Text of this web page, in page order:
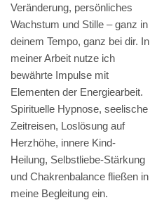
Veränderung, persönliches
Wachstum und Stille – ganz in
deinem Tempo, ganz bei dir. In
meiner Arbeit nutze ich
bewährte Impulse mit
Elementen der Energiearbeit.
Spirituelle Hypnose, seelische
Zeitreisen, Loslösung auf
Herzhöhe, innere Kind-
Heilung, Selbstliebe-Stärkung
und Chakrenbalance fließen in
meine Begleitung ein.